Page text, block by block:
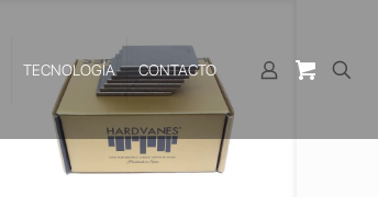
TECNOLOGÍA CONTACTO